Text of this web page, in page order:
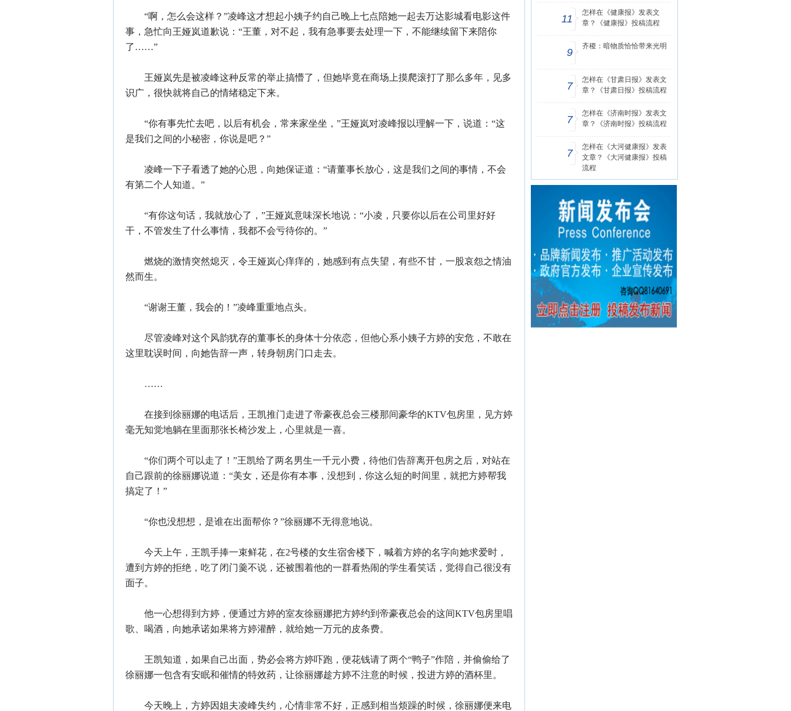
“啊，怎么会这样？”凌峰这才想起小姨子约自己晚上七点陪她一起去万达影城看电影这件
事，急忙向王娅岚道歉说：“王董，对不起，我有急事要去处理一下，不能继续留下来陪你
了……”
王娅岚先是被凌峰这种反常的举止搞懵了，但她毕竟在商场上摸爬滚打了那么多年，见多
识广，很快就将自己的情绪稳定下来。
“你有事先忙去吧，以后有机会，常来家坐坐，”王娅岚对凌峰报以理解一下，说道：“这
是我们之间的小秘密，你说是吧？”
凌峰一下子看透了她的心思，向她保证道：“请董事长放心，这是我们之间的事情，不会
有第二个人知道。”
“有你这句话，我就放心了，”王娅岚意味深长地说：“小凌，只要你以后在公司里好好
干，不管发生了什么事情，我都不会亏待你的。”
燃烧的激情突然熄灭，令王娅岚心痒痒的，她感到有点失望，有些不甘，一股哀怨之情油
然而生。
“谢谢王董，我会的！”凌峰重重地点头。
尽管凌峰对这个风韵犹存的董事长的身体十分依恋，但他心系小姨子方婷的安危，不敢在
这里耽误时间，向她告辞一声，转身朝房门口走去。
……
在接到徐丽娜的电话后，王凯推门走进了帝豪夜总会三楼那间豪华的KTV包房里，见方婷
毫无知觉地躺在里面那张长椅沙发上，心里就是一喜。
“你们两个可以走了！”王凯给了两名男生一千元小费，待他们告辞离开包房之后，对站在
自己跟前的徐丽娜说道：“美女，还是你有本事，没想到，你这么短的时间里，就把方婷帮我
搞定了！”
“你也没想想，是谁在出面帮你？”徐丽娜不无得意地说。
今天上午，王凯手捧一束鲜花，在2号楼的女生宿舍楼下，喊着方婷的名字向她求爱时，
遭到方婷的拒绝，吃了闭门羹不说，还被围着他的一群看热闹的学生看笑话，觉得自己很没有
面子。
他一心想得到方婷，便通过方婷的室友徐丽娜把方婷约到帝豪夜总会的这间KTV包房里唱
歌、喝酒，向她承诺如果将方婷灌醉，就给她一万元的皮条费。
王凯知道，如果自己出面，势必会将方婷吓跑，便花钱请了两个“鸭子”作陪，并偷偷给了
徐丽娜一包含有安眠和催情的特效药，让徐丽娜趁方婷不注意的时候，投进方婷的酒杯里。
今天晚上，方婷因姐夫凌峰失约，心情非常不好，正感到相当烦躁的时候，徐丽娜便来电
11
怎样在《健康报》发表文
章？《健康报》投稿流程
9
齐稷：暗物质恰恰带来光明
7
怎样在《甘肃日报》发表文
章？《甘肃日报》投稿流程
7
怎样在《济南时报》发表文
章？《济南时报》投稿流程
7
怎样在《大河健康报》发表
文章？《大河健康报》投稿
流程